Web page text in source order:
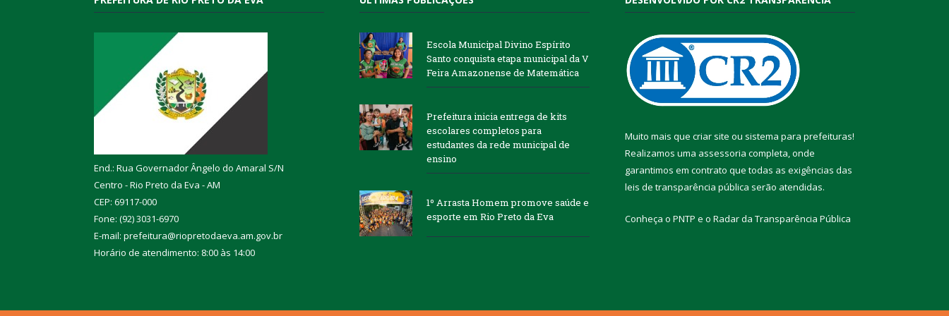
End.: Rua Governador Ângelo do Amaral S/N
Centro - Rio Preto da Eva - AM
CEP: 69117-000
Fone: (92) 3031-6970
E-mail: prefeitura@riopretodaeva.am.gov.br
Horário de atendimento: 8:00 às 14:00
Escola Municipal Divino Espírito
Santo conquista etapa municipal da V
Feira Amazonense de Matemática
Prefeitura inicia entrega de kits
escolares completos para
estudantes da rede municipal de
ensino
1º Arrasta Homem promove saúde e
esporte em Rio Preto da Eva
Muito mais que criar site ou sistema para prefeituras!
Realizamos uma assessoria completa, onde
garantimos em contrato que todas as exigências das
leis de transparência pública serão atendidas.
Conheça o PNTP e o Radar da Transparência Pública